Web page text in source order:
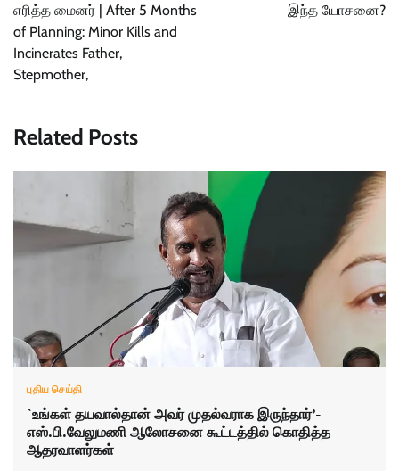
எரித்த மைனர் | After 5 Months
of Planning: Minor Kills and
Incinerates Father,
Stepmother,
இந்த யோசனை?
Related Posts
புதிய செய்தி
`உங்கள் தயவால்தான் அவர் முதல்வராக இருந்தார்’-
எஸ்.பி.வேலுமணி ஆலோசனை கூட்டத்தில் கொதித்த
ஆதரவாளர்கள்